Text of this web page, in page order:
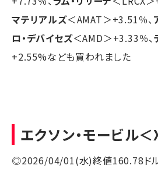
マテリアルズ＜AMAT＞+3.51％、
ロ・デバイセズ＜AMD＞+3.33％、
+2.55%なども買われました
エクソン・モービル＜
◎2026/04/01(水)終値160.78ド